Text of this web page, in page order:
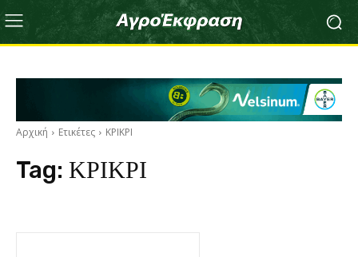
Αρχική Ετικέτες ΚΡΙΚΡΙ
Tag: ΚΡΙΚΡΙ